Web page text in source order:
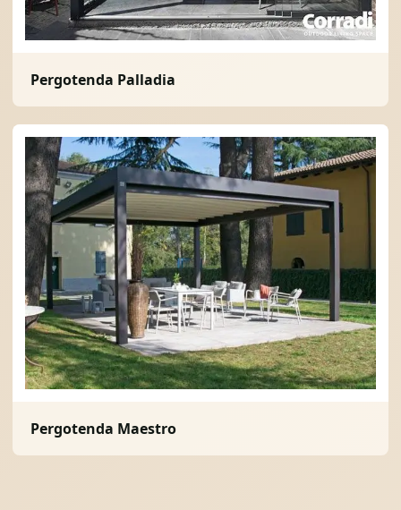
Pergotenda Palladia
Pergotenda Maestro